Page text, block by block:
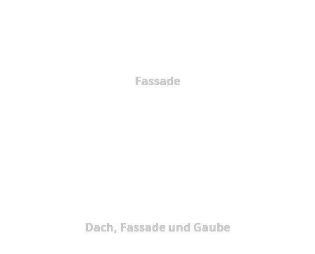
Fassade
Dach, Fassade und Gaube